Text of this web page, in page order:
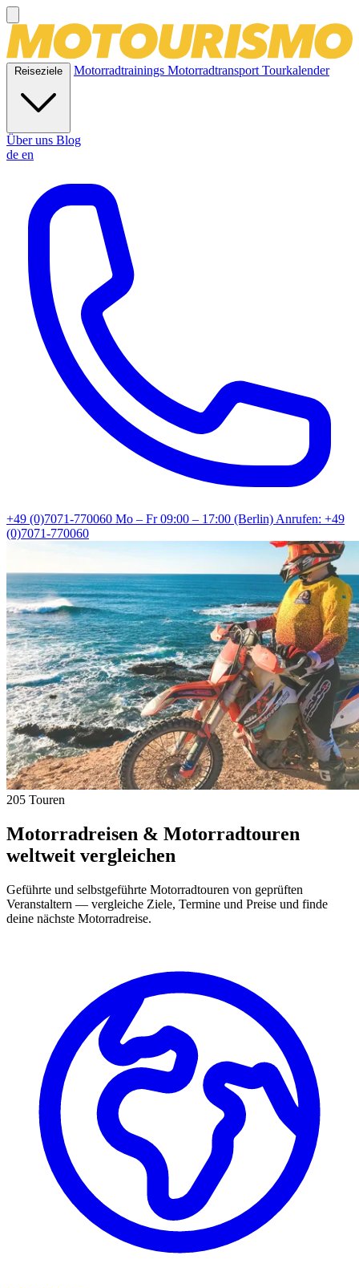
Reiseziele Motorradtrainings MotorradtransportTourkalender
Über uns Blog
de en
+49 (0)7071-770060 Mo – Fr 09:00 – 17:00 (Berlin)Anrufen: +49
(0)7071-770060
205 Touren
Motorradreisen & Motorradtouren
weltweit vergleichen
Geführte und selbstgeführte Motorradtouren von geprüften
Veranstaltern — vergleiche Ziele, Termine und Preise und finde
deine nächste Motorradreise.